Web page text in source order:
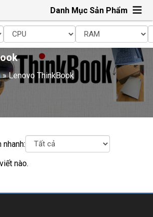
Danh Mục Sản Phẩm
»Lenovo ThinkBook
nào.